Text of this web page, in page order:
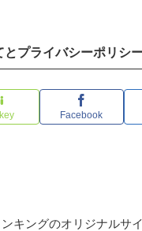
とプライバシーポリシ
Facebook
キングのオリジナルサ